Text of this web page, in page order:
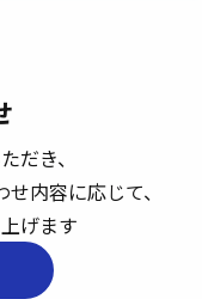
だき、
内容に応じて、
げます